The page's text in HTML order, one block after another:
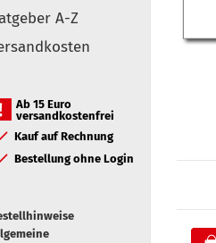
A-Z
Ab 15 Euro
versandkostenfrei
Kauf auf Rechnung
Bestellung ohne Login